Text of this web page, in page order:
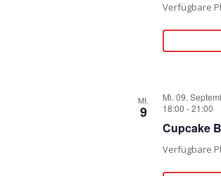
Verfügbare
MI.
9
Mi. 09.
18:00 -21:00
Cupcake
Verfügbare